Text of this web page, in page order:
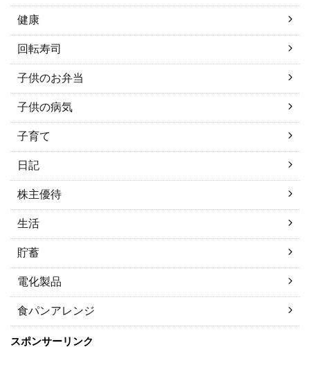
健康
回転寿司
子供のお弁当
子供の病気
子育て
日記
株主優待
生活
貯蓄
電化製品
食パンアレンジ
スポンサーリンク